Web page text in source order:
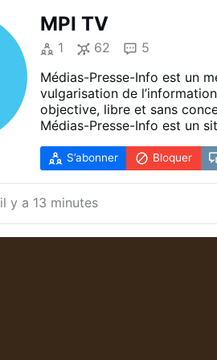
MPI TV
1 62
5
Médias-Presse-Info est un
vulgarisation de
objective, libre et sans
Médias-Presse-Info est un
hommes et des femmes de
catégories socio-
Dans un marché de
atouts sont nombreux:
Tout d’abord, les nombreux
qui contribuent à ce projet
S’abonner Bloquer
il y a 13 minutes